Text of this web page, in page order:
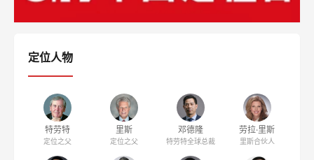
定位人物
特劳特
定位之父
里斯
定位之父
邓德隆
特劳特全球总裁
劳拉·里斯
里斯合伙人